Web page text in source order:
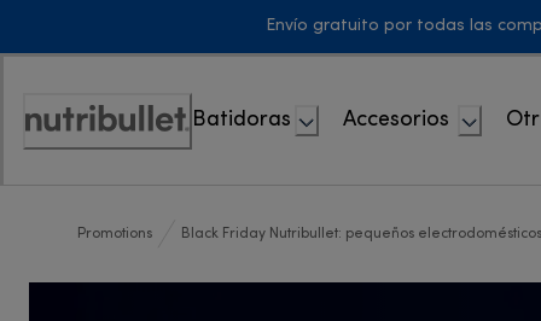
Envío gratuito por todas las
Accessibility
Batidoras Accesorios
Promotions Black Friday Nutribullet: pequeños